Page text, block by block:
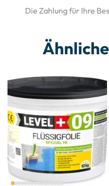
Die Zahlung für Ihre